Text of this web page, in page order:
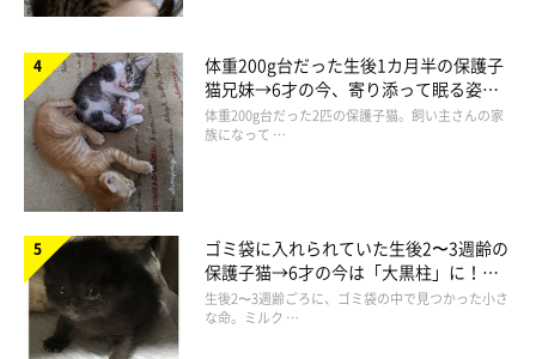
作者プロフィール
仁子(じんこ)
福井県出身のイラストレーター。
色彩、表情にこだわった物語性のあるイラストを得意とし、雑
体重200g台だった生後1カ月半の保護子
猫兄妹→6才の今、寄り添って眠る姿に
ほっこり！
体重200g台だった2匹の保護子猫。飼い主さんの家
族になって …
ゴミ袋に入れられていた生後2〜3週齢の
保護子猫→6才の今は「大黒柱」に！
美しい黒猫に成長した姿にグッとくる
生後2〜3週齢ごろに、ゴミ袋の中で見つかった小さ
な命。ミルク …